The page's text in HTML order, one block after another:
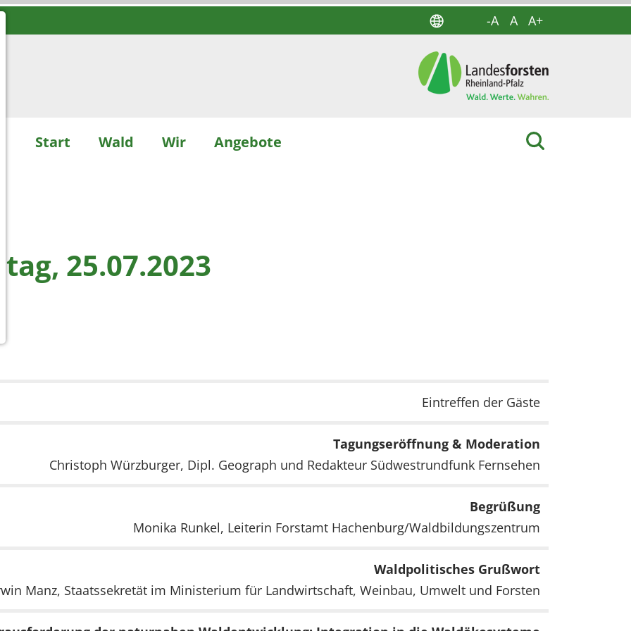
-A A A+
Start Wald Wir Angebote
25.07.2023
Eintreffen der Gäste
Tagungseröffnung & Moderation
Christoph Würzburger, Dipl. Geograph und Redakteur Südwestrundfunk Fernsehen
Begrüßung
Monika Runkel, Leiterin Forstamt Hachenburg/Waldbildungszentrum
Waldpolitisches Grußwort
Manz, Staatssekretät im Ministerium für Landwirtschaft, Weinbau, Umwelt und Forsten